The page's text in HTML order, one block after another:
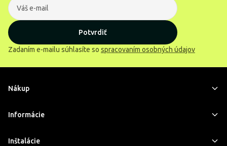
Potvrdiť
Zadaním e-mailu súhlasíte so spracovaním osobných údajov
Nákup
Informácie
Inštalácie